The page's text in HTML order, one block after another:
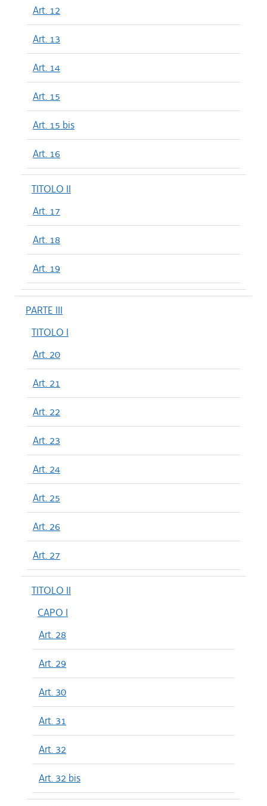
Art. 12
Art. 13
Art. 14
Art. 15
Art. 15 bis
Art. 16
TITOLO II
Art. 17
Art. 18
Art. 19
PARTE III
TITOLO I
Art. 20
Art. 21
Art. 22
Art. 23
Art. 24
Art. 25
Art. 26
Art. 27
TITOLO II
CAPO I
Art. 28
Art. 29
Art. 30
Art. 31
Art. 32
Art. 32 bis